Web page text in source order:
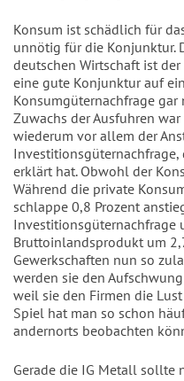
Konsum ist schädlich für
unnötig für die Konjunktur.
deutschen Wirtschaft ist
eine gute Konjunktur auf
Konsumgüternachfrage
Zuwachs der Ausfuhren
wiederum vor allem der
Investitionsgüternachfrage,
erklärt hat. Obwohl der
Während die private
schlappe 0,8 Prozent
Investitionsgüternachfrage
Bruttoinlandsprodukt um
Gewerkschaften nun so
werden sie den
weil sie den Firmen die
Spiel hat man so schon
andernorts beobachten
Gerade die IG Metall sollte